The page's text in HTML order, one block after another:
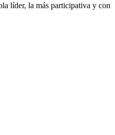
líder, la más participativa y con